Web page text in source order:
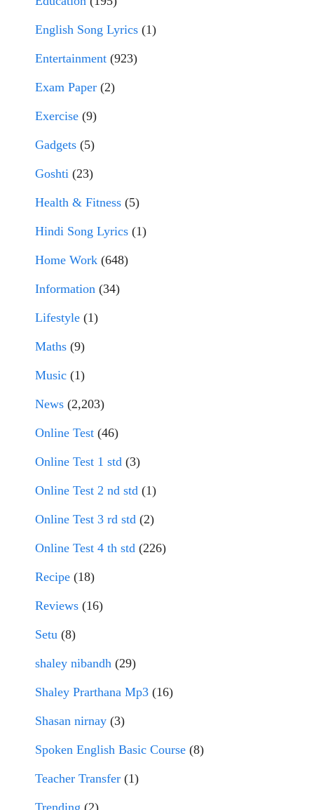
English Song Lyrics (1)
Entertainment (923)
Exam Paper (2)
Exercise (9)
Gadgets (5)
Goshti (23)
Health & Fitness (5)
Hindi Song Lyrics (1)
Home Work (648)
Information (34)
Lifestyle (1)
Maths (9)
Music (1)
News (2,203)
Online Test (46)
Online Test 1 std (3)
Online Test 2 nd std (1)
Online Test 3 rd std (2)
Online Test 4 th std (226)
Recipe (18)
Reviews (16)
Setu (8)
shaley nibandh (29)
Shaley Prarthana Mp3 (16)
Shasan nirnay (3)
Spoken English Basic Course (8)
Teacher Transfer (1)